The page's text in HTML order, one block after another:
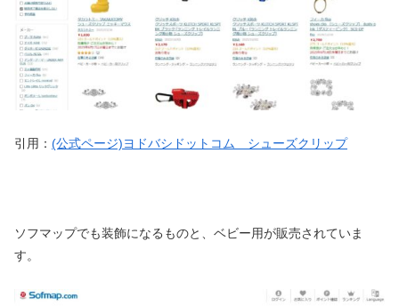
引用： (公式ページ)ヨドバシドットコム シューズクリップ
ソフマップでも装飾になるものと、ベビー用が販売されていま
す。